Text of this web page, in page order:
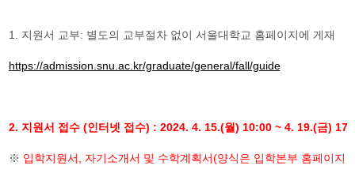
1. 지원서 교부: 별도의 교부절차 없이 서울대학교 홈페이지에 게재
https://admission.snu.ac.kr/graduate/general/fall/guide
2. 지원서 접수 (인터넷 접수) : 2024. 4. 15.(월) 10:00 ~ 4. 19.(금)
※ 입학지원서 자기소개서 및 수학계획서(양식은 입학본부 홈페이지